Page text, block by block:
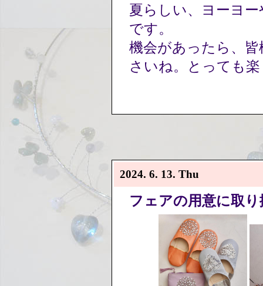
夏らしい、ヨーヨ
です。
機会があったら、
さいね。とっても
2024. 6. 13. Thu
フェアの用意に取